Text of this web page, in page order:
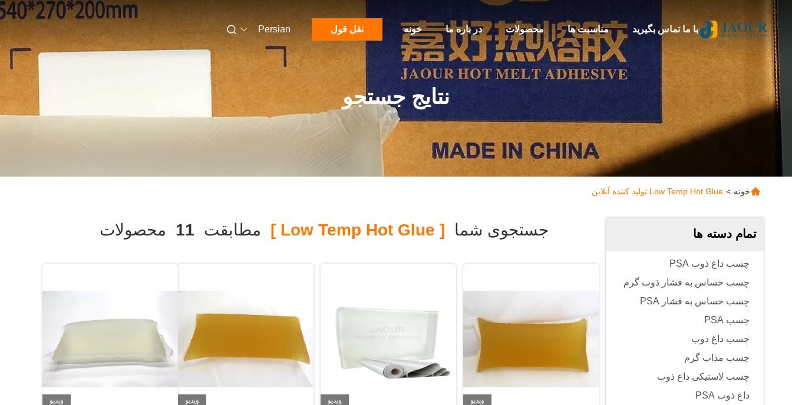
خونه در باره ما محصولات مناسبت ها با ما تماس بگیرید نقل قول Persian
نتایج جستجو
خونه > Low Temp Hot Glue تولید کننده آنلاین
تمام دسته ها
چسب داغ ذوب PSA
چسب حساس به فشار ذوب گرم
چسب حساس به فشار PSA
چسب PSA
چسب داغ ذوب
چسب مذاب گرم
چسب لاستیکی داغ ذوب
داغ ذوب PSA
جستجوی شما [ Low Temp Hot Glue ] مطابقت 11 محصولات
ویدیو ویدیو ویدیو ویدیو